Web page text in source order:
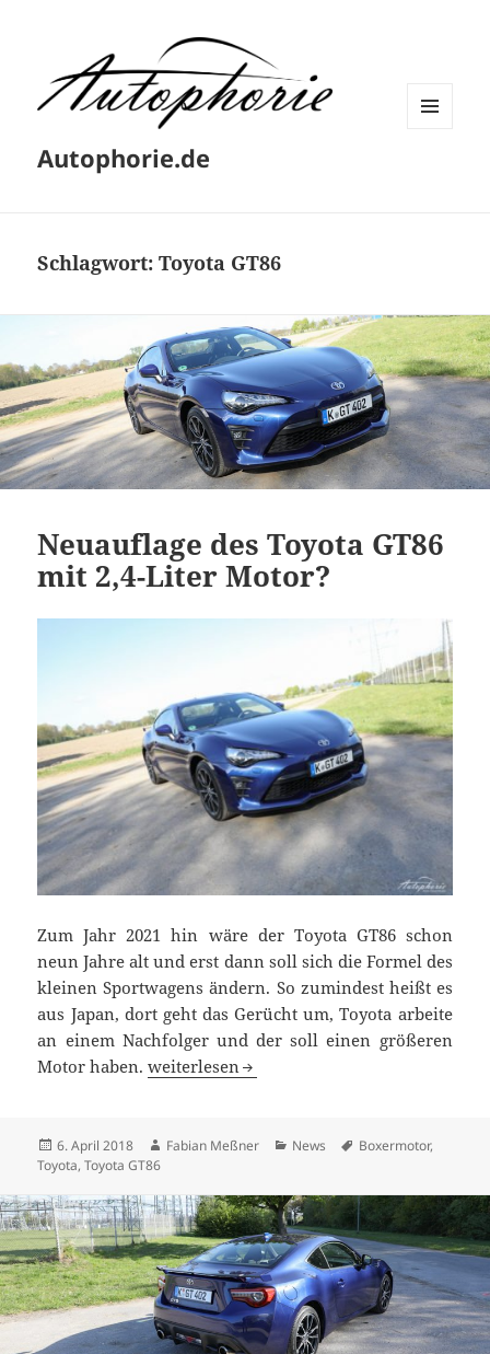
Autophorie.de
Schlagwort:Toyota GT86
Neuauflage des Toyota GT86
mit 2,4-Liter Motor?
Zum Jahr 2021 hin wäre der Toyota GT86 schon
neun Jahre alt und erst dann soll sich die Formel des
kleinen Sportwagens ändern. So zumindest heißt es
aus Japan, dort geht das Gerücht um, Toyota arbeite
an einem Nachfolger und der soll einen größeren
Motor haben.Neuauflage des Toyota GT86 mit 2,4-Liter
weiterlesen
Veröffentlicht
am
6. April 2018 Autor
Fabian Meßner Kategorien
News Schlagwörter
Boxermotor,
Toyota,Toyota GT86